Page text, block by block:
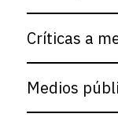
Críticas a
Medios